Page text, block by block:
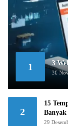
1 3
30
2
15
29